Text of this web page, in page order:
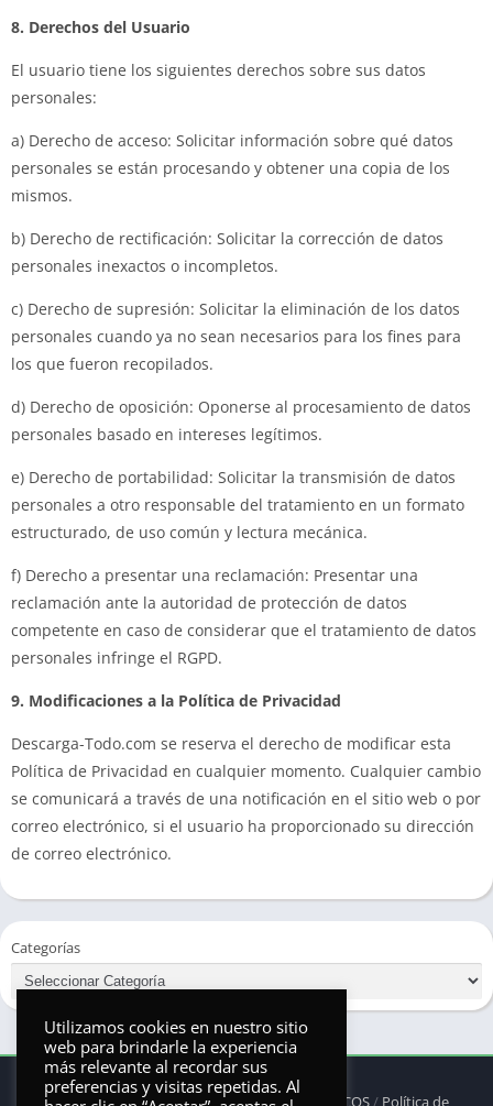
8. Derechos del Usuario
El usuario tiene los siguientes derechos sobre sus datos
personales:
a) Derecho de acceso: Solicitar información sobre qué datos
personales se están procesando y obtener una copia de los
mismos.
b) Derecho de rectificación: Solicitar la corrección de datos
personales inexactos o incompletos.
c) Derecho de supresión: Solicitar la eliminación de los datos
personales cuando ya no sean necesarios para los fines para
los que fueron recopilados.
d) Derecho de oposición: Oponerse al procesamiento de datos
personales basado en intereses legítimos.
e) Derecho de portabilidad: Solicitar la transmisión de datos
personales a otro responsable del tratamiento en un formato
estructurado, de uso común y lectura mecánica.
f) Derecho a presentar una reclamación: Presentar una
reclamación ante la autoridad de protección de datos
competente en caso de considerar que el tratamiento de datos
personales infringe el RGPD.
9. Modificaciones a la Política de Privacidad
Descarga-Todo.com se reserva el derecho de modificar esta
Política de Privacidad en cualquier momento. Cualquier cambio
se comunicará a través de una notificación en el sitio web o por
correo electrónico, si el usuario ha proporcionado su dirección
de correo electrónico.
Categorías
Utilizamos cookies en nuestro sitio
web para brindarle la experiencia
más relevante al recordar sus
preferencias y visitas repetidas. Al